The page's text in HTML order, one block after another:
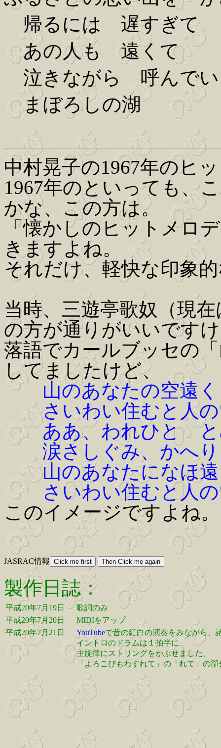
帰るには 遅すぎて
あの人も 遠くて
泣きながら 呼んで
まぼろしの湖
中村晃子の1967年のヒ
1967年のといっても、
かな、この方は。
「懐かしのヒットメロ
きますよね。
それだけ、軽快な印象
当時、三遊亭歌奴（現
の方が通りがいいです
落語でカールブッセの
してましたけど、
山のあなたの空遠く
さいわい住むと人の
ああ、われひとゝと
涙さしぐみ、かへり
山のあなたになほ遠
さいわい住むと人の
このイメージですよね
JASRAC情報
製作日誌：
平成20年7月19日
歌詞のみ
平成20年7月20日
MIDIをアップ
平成20年7月21日
YouTubeで昔の紅白の演奏をみながら、
イントロのドラムは１拍半に
主旋律にストリングをかぶせました。
「よろこびもわすれて」の「れて」の